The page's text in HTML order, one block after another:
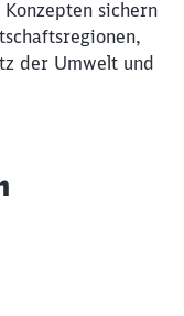
sichern
der Umwelt und